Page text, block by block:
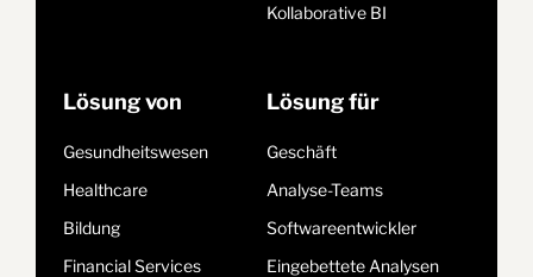
Kollaborative BI
Lösung von
Gesundheitswesen
Healthcare
Bildung
Financial Services
Lösung für
Geschäft
Analyse-Teams
Softwareentwickler
Eingebettete Analysen